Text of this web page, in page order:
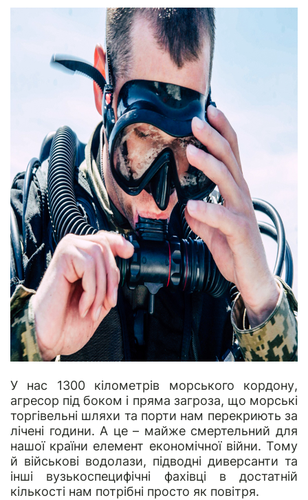
У нас 1300 кілометрів морського кордону,
агресор під боком і пряма загроза, що морські
торгівельні шляхи та порти нам перекриють за
лічені години. А це – майже смертельний для
нашої країни елемент економічної війни. Тому
й військові водолази, підводні диверсанти та
інші вузькоспецифічні фахівці в достатній
кількості нам потрібні просто як повітря.